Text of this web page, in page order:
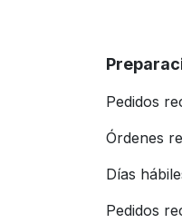
Pedidos
Órdenes
Días
Pedidos